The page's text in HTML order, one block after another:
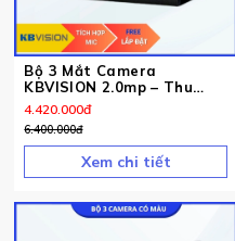
Bộ 3 Mắt Camera
KBVISION 2.0mp – Thu
Tiếng
4.420.000đ
6.400.000đ
Xem chi tiết